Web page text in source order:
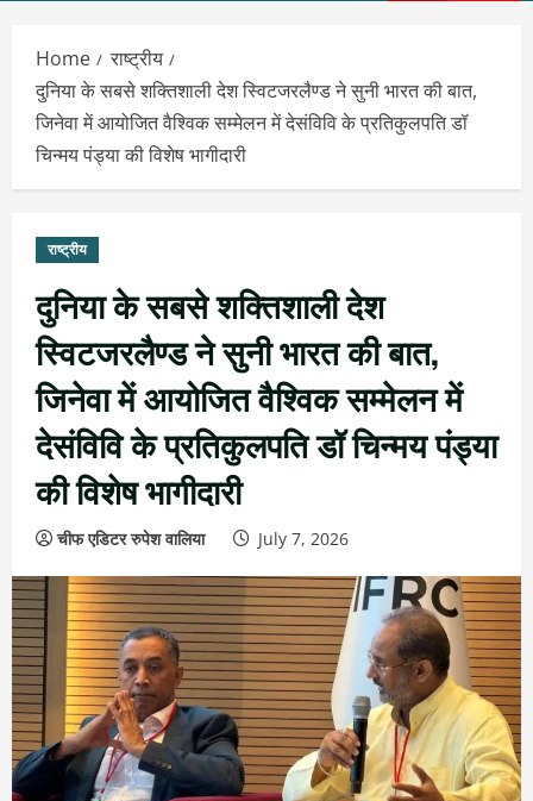
Home
राष्ट्रीय
दुनिया के सबसे शक्तिशाली देश स्विटजरलैण्ड ने सुनी भारत की बात,
जिनेवा में आयोजित वैश्विक सम्मेलन में देसंविवि के प्रतिकुलपति डॉ
चिन्मय पंड्या की विशेष भागीदारी
राष्ट्रीय
दुनिया के सबसे शक्तिशाली देश
स्विटजरलैण्ड ने सुनी भारत की बात,
जिनेवा में आयोजित वैश्विक सम्मेलन में
देसंविवि के प्रतिकुलपति डॉ चिन्मय पंड्या
की विशेष भागीदारी
चीफ एडिटर रुपेश वालिया July 7, 2026